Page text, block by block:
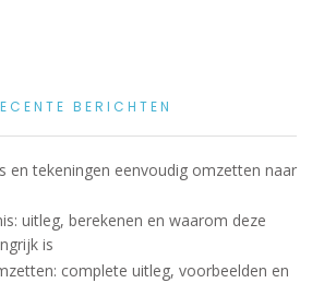
BERICHTEN
en tekeningen eenvoudig omzetten naar
uitleg, berekenen en waarom deze
is
complete uitleg, voorbeelden en